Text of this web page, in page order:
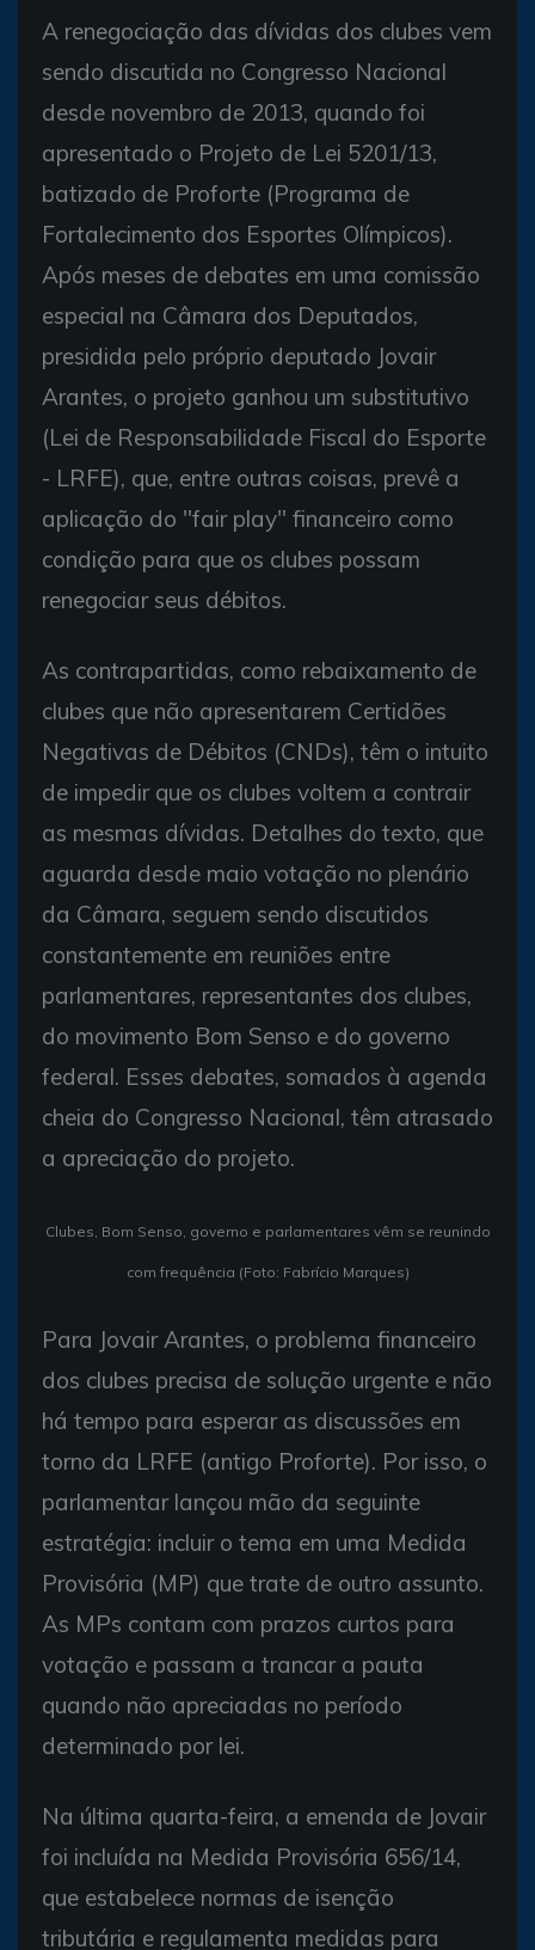
A renegociação das dívidas dos clubes vem
sendo discutida no Congresso Nacional
desde novembro de 2013, quando foi
apresentado o Projeto de Lei 5201/13,
batizado de Proforte (Programa de
Fortalecimento dos Esportes Olímpicos).
Após meses de debates em uma comissão
especial na Câmara dos Deputados,
presidida pelo próprio deputado Jovair
Arantes, o projeto ganhou um substitutivo
(Lei de Responsabilidade Fiscal do Esporte
- LRFE), que, entre outras coisas, prevê a
aplicação do "fair play" financeiro como
condição para que os clubes possam
renegociar seus débitos.
As contrapartidas, como rebaixamento de
clubes que não apresentarem Certidões
Negativas de Débitos (CNDs), têm o intuito
de impedir que os clubes voltem a contrair
as mesmas dívidas. Detalhes do texto, que
aguarda desde maio votação no plenário
da Câmara, seguem sendo discutidos
constantemente em reuniões entre
parlamentares, representantes dos clubes,
do movimento Bom Senso e do governo
federal. Esses debates, somados à agenda
cheia do Congresso Nacional, têm atrasado
a apreciação do projeto.
Clubes, Bom Senso, governo e parlamentares vêm se reunindo
com frequência (Foto: Fabrício Marques)
Para Jovair Arantes, o problema financeiro
dos clubes precisa de solução urgente e não
há tempo para esperar as discussões em
torno da LRFE (antigo Proforte). Por isso, o
parlamentar lançou mão da seguinte
estratégia: incluir o tema em uma Medida
Provisória (MP) que trate de outro assunto.
As MPs contam com prazos curtos para
votação e passam a trancar a pauta
quando não apreciadas no período
determinado por lei.
Na última quarta-feira, a emenda de Jovair
foi incluída na Medida Provisória 656/14,
que estabelece normas de isenção
tributária e regulamenta medidas para